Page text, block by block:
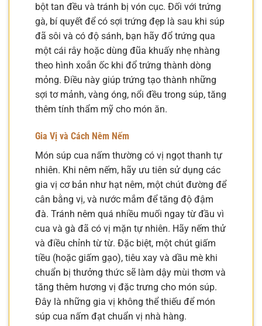
bột tan đều và tránh bị vón cục. Đối với trứng
gà, bí quyết để có sợi trứng đẹp là sau khi súp
đã sôi và có độ sánh, bạn hãy đổ trứng qua
một cái rây hoặc dùng đũa khuấy nhẹ nhàng
theo hình xoắn ốc khi đổ trứng thành dòng
mỏng. Điều này giúp trứng tạo thành những
sợi tơ mảnh, vàng óng, nổi đều trong súp, tăng
thêm tính thẩm mỹ cho món ăn.
Gia Vị và Cách Nêm Nếm
Món súp cua nấm thường có vị ngọt thanh tự
nhiên. Khi nêm nếm, hãy ưu tiên sử dụng các
gia vị cơ bản như hạt nêm, một chút đường để
cân bằng vị, và nước mắm để tăng độ đậm
đà. Tránh nêm quá nhiều muối ngay từ đầu vì
cua và gà đã có vị mặn tự nhiên. Hãy nếm thử
và điều chỉnh từ từ. Đặc biệt, một chút giấm
tiều (hoặc giấm gạo), tiêu xay và dầu mè khi
chuẩn bị thưởng thức sẽ làm dậy mùi thơm và
tăng thêm hương vị đặc trưng cho món súp.
Đây là những gia vị không thể thiếu để món
súp cua nấm đạt chuẩn vị nhà hàng.